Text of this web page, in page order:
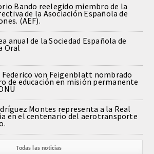
Extranjeros
Bando reelegido miembro de la
de la Asociación Española de
(AEF).
anual de la Sociedad Española de
Oral
von Feigenblatt nombrado
de educación en misión permanente
Montes representa a la Real
en el centenario del aerotransporte
Todas las noticias